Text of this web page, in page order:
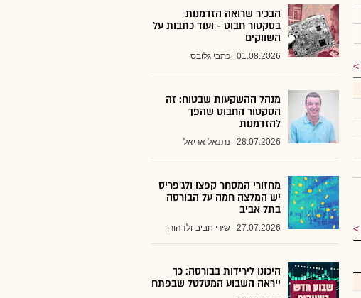
הבכיר שרואה הזדמנות
בסקטור חבוט - ועוד כתבות על
השווקים
01.08.2026 כתבי גלובס
מנהל ההשקעות שבטוח: זה
הסקטור החבוט שהפך
להזדמנות
28.07.2026 נתנאל אריאל
מחזורי המסחר קפצו ולג'פריס
יש המלצה חמה על הבורסה
בתל אביב
27.07.2026 שירי חביב-ולדהורן
היכונו לירידות בבורסה: כך
ייראה השבוע המטלטל שבפתח